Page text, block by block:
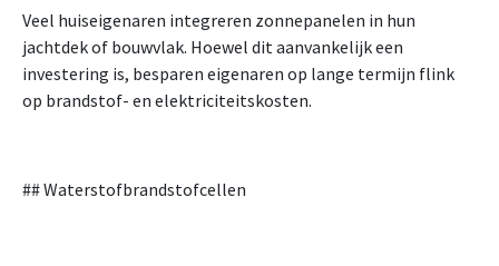
Veel huiseigenaren integreren zonnepanelen in hun
jachtdek of bouwvlak. Hoewel dit aanvankelijk een
investering is, besparen eigenaren op lange termijn flink
op brandstof- en elektriciteitskosten.
## Waterstofbrandstofcellen